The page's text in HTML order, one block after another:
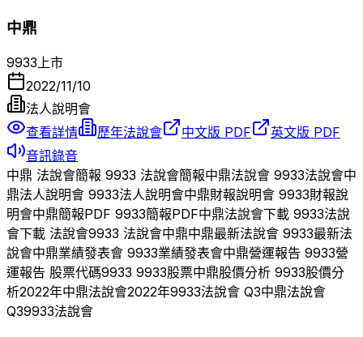
中鼎
9933上市
2022/11/10
法人說明會
查看詳情
歷年法說會 中文版 PDF
英文版 PDF
音訊錄音
中鼎 法說會簡報 9933 法說會簡報中鼎法說會 9933法說會中
鼎法人說明會 9933法人說明會中鼎財報說明會 9933財報說
明會中鼎簡報PDF 9933簡報PDF中鼎法說會下載 9933法說
會下載 法說會9933 法說會中鼎中鼎最新法說會 9933最新法
說會中鼎業績發表會 9933業績發表會中鼎營運報告 9933營
運報告 股票代碼9933 9933股票中鼎股價分析 9933股價分
析2022年中鼎法說會2022年9933法說會 Q3中鼎法說會
Q39933法說會